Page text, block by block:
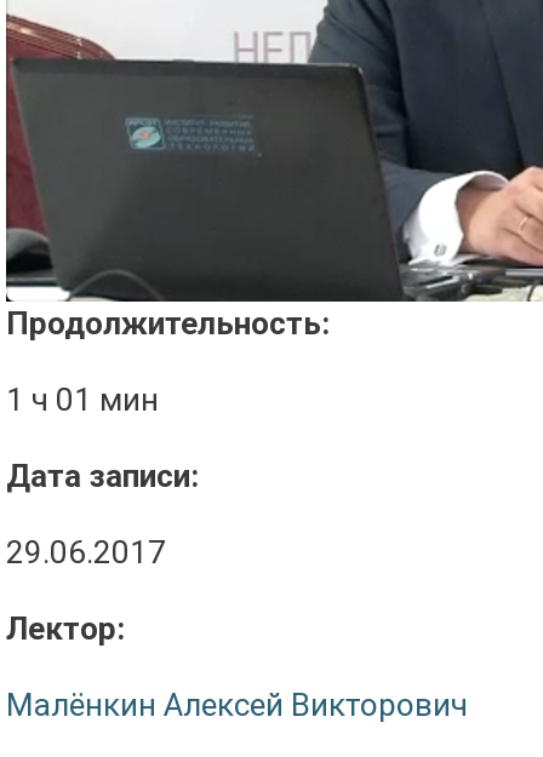
Продолжительность:
1 ч 01 мин
Дата записи:
29.06.2017
Лектор:
Малёнкин Алексей Викторович